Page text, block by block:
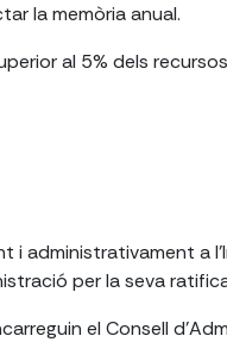
la memòria anual.
al 5% dels
i administrativament
per la seva
el Consell